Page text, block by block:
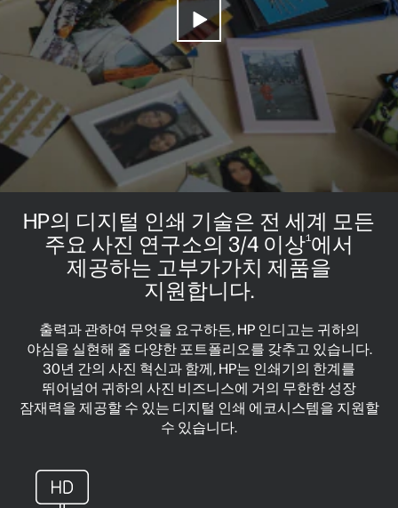
HP의 디지털 인쇄 기술은 전 세계 모든
주요 사진 연구소의 3/4 이상1에서
제공하는 고부가가치 제품을
지원합니다.
출력과 관하여 무엇을 요구하든, HP 인디고는 귀하의
야심을 실현해 줄 다양한 포트폴리오를 갖추고 있습니다.
30년 간의 사진 혁신과 함께, HP는 인쇄기의 한계를
뛰어넘어 귀하의 사진 비즈니스에 거의 무한한 성장
잠재력을 제공할 수 있는 디지털 인쇄 에코시스템을 지원할
수 있습니다.